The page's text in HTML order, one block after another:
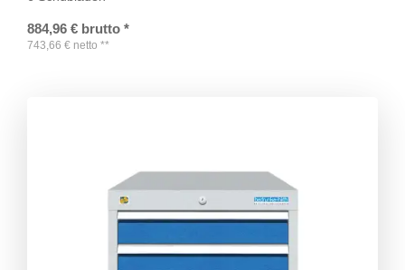
884,96 € brutto *
743,66 € netto **